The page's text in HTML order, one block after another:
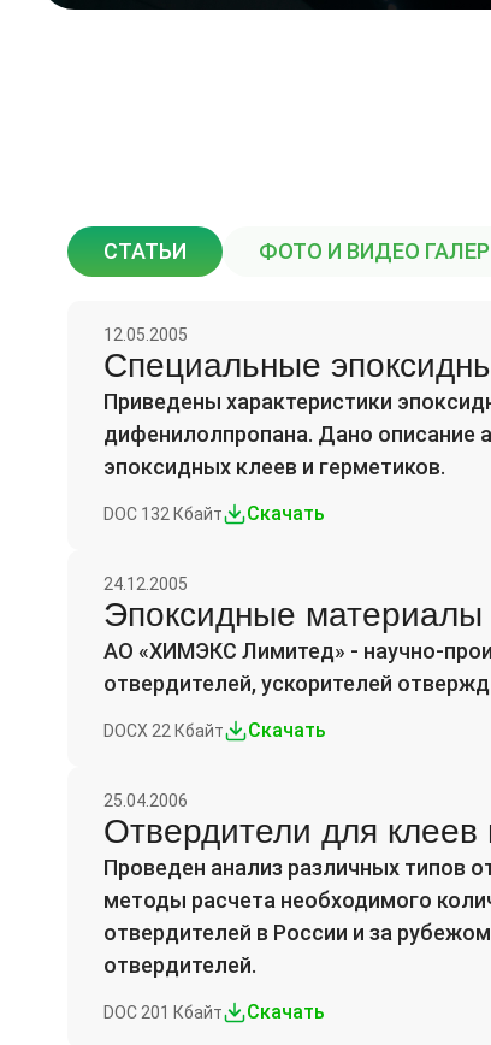
СТАТЬИ ФОТО И ВИДЕО
12.05.2005
Специальные
Приведены характеристики
дифенилолпропана. Дано описание
эпоксидных клеев и герметиков.
DOC 132 Кбайт Скачать
24.12.2005
Эпоксидные
АО «ХИМЭКС Лимитед» - научно-
отвердителей, ускорителей
DOCX 22 Кбайт Скачать
25.04.2006
Отвердители для
Проведен анализ различных типов
методы расчета необходимого
отвердителей в России и за
отвердителей.
DOC 201 Кбайт Скачать